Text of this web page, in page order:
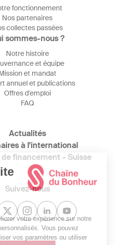
fonctionnement
Nos partenaires
collectes passées
sommes-nous ?
Notre histoire
et équipe
et mandat
annuel et publications
Offres d'emploi
FAQ
Actualités
à l'international
financement - Suisse
Suivez-nous